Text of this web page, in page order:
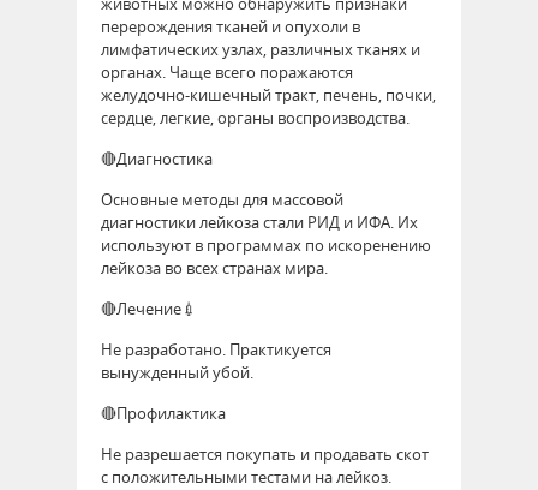
перерождения тканей и опухоли в
лимфатических узлах, различных тканях и
органах. Чаще всего поражаются
желудочно-кишечный тракт, печень, почки,
сердце, легкие, органы воспроизводства.
🔴Диагностика
Основные методы для массовой
диагностики лейкоза стали РИД и ИФА. Их
используют в программах по искоренению
лейкоза во всех странах мира.
🔴Лечение💉
Не разработано. Практикуется
вынужденный убой.
🔴Профилактика
Не разрешается покупать и продавать скот
с положительными тестами на лейкоз.